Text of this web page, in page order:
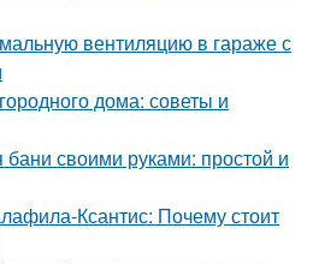
вентиляцию в гараже с
дома: советы и
бани своими руками: простой и
Ксантис: Почему стоит